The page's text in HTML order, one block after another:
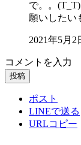
で。。
願いしたい
2021年5月2
コメントを入力
投稿
ポスト
LINEで送る
URLコピー